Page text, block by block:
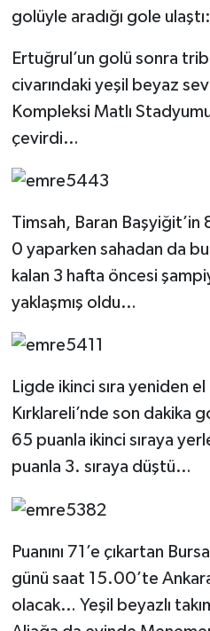
golüyle aradığı gole
Ertuğrul’un golü sonra
civarındaki yeşil beyaz
Kompleksi Matlı
çevirdi…
Timsah, Baran Başyiğit’in
0 yaparken sahadan da
kalan 3 hafta öncesi
yaklaşmış oldu…
Ligde ikinci sıra yeniden
Kırklareli’nde son dakika
65 puanla ikinci sıraya
puanla 3. sıraya düştü…
Puanını 71’e çıkartan
günü saat 15.00’te
olacak… Yeşil beyazlı